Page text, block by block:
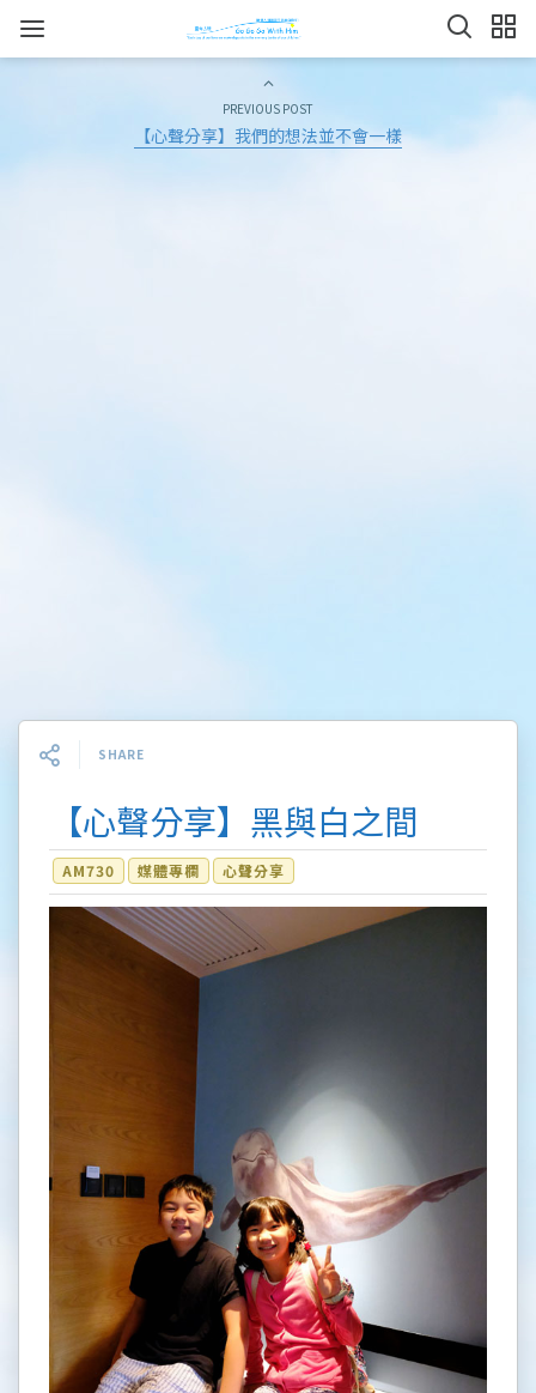
PREVIOUS POST
【心聲分享】我們的想法並不會一樣
SHARE
【心聲分享】黑與白之間
AM730 媒體專欄 心聲分享